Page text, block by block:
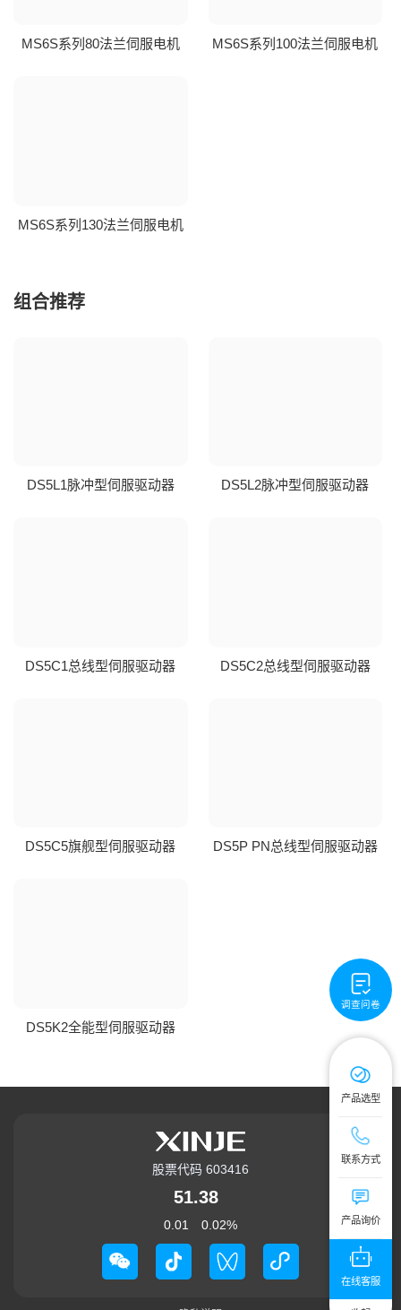
MS6S系列80法兰伺服电机 MS6S系列100法兰伺服电机
MS6S系列130法兰伺服电机
组合推荐
DS5L1脉冲型伺服驱动器 DS5L2脉冲型伺服驱动器
DS5C1总线型伺服驱动器 DS5C2总线型伺服驱动器
DS5C5旗舰型伺服驱动器 DS5P PN总线型伺服驱动器
DS5K2全能型伺服驱动器
股票代码 603416
51.38
0.01 0.02%
调查问卷
产品选型
联系方式
技术服务热
产品询价
提交您的需
在线客服